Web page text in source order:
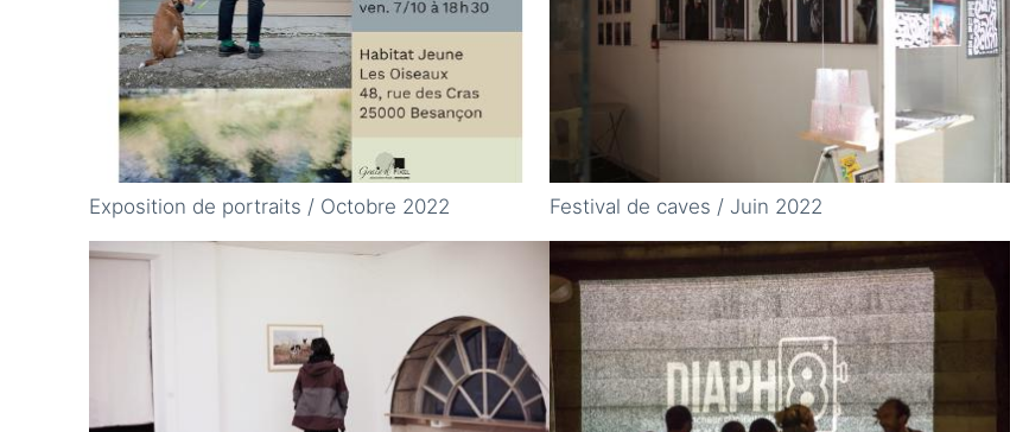
Exposition de portraits / Octobre 2022 Festival de caves / Juin 2022